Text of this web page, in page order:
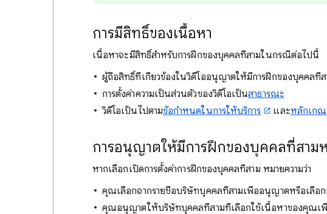
การมีสิทธิ์ของเนื้อหา
เนื้อหาจะมีสิทธิ์สำหรับการฝึกของบุคคลที่สามในกรณีต่อไปนี้
ผู้ถือสิทธิ์ที่เกี่ยวข้องในวิดีโออนุญาตให้มีการฝึกของบุคคลที่ส
การตั้งค่าความเป็นส่วนตัวของวิดีโอเป็นสาธารณะ
วิดีโอเป็นไปตามข้อกำหนดในการให้บริการ และหลักเก
การอนุญาตให้มีการฝึกของบุคคลที่สามห
หากเลือกเปิดการตั้งค่าการฝึกของบุคคลที่สาม หมายความว่า
คุณเลือกจากรายชื่อบริษัทบุคคลที่สามเพื่ออนุญาตหรือเลื
คุณอนุญาตให้บริษัทบุคคลที่สามที่เลือกใช้เนื้อหาของคุณเพื่